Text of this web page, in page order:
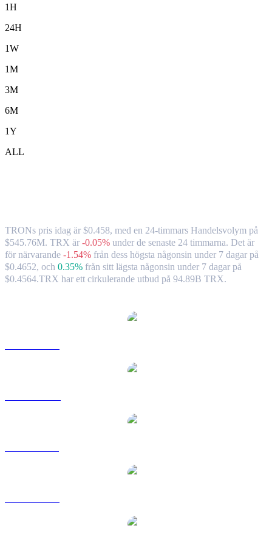
1H
24H
1W
1M
3M
6M
1Y
ALL
TRONs pris idag är $0.458, med en 24-timmars Handelsvolym på
$545.76M. TRX är -0.05% under de senaste 24 timmarna. Det är
för närvarande -1.54% från dess högsta någonsin under 7 dagar på
$0.4652, och 0.35% från sitt lägsta någonsin under 7 dagar på
$0.4564.TRX har ett cirkulerande utbud på 94.89B TRX.